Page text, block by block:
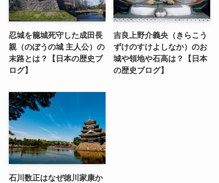
忍城を籠城死守した成田長
親（のぼうの城 主人公）の
末路とは？【日本の歴史ブ
ログ】
吉良上野介義央（きらこう
ずけのすけよしなか）のお
城や領地や石高は？【日本
の歴史ブログ】
石川数正はなぜ徳川家康か